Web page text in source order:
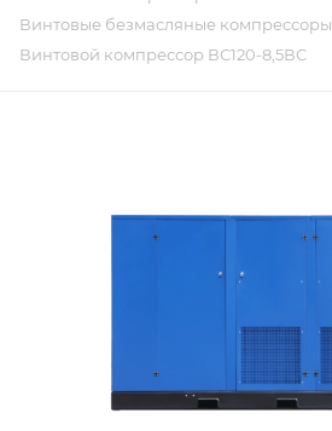
Винтовые безмасляные компрессоры
Винтовой компрессор ВС120-8,5ВС